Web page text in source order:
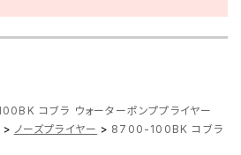
コブラ ウォーターポンププライヤー
> ノーズプライヤー > 8700-100BK コブラ ウ